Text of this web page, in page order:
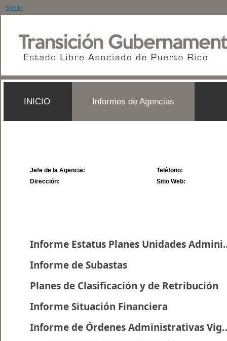
Sign In
INICIO Informes de Agencias
Jefe de la Agencia:
Dirección:
Teléfono:
Sitio Web:
Informe
Informe de Subastas
Planes de Clasificación y de Retribución
Informe Situación Financiera
Informe de